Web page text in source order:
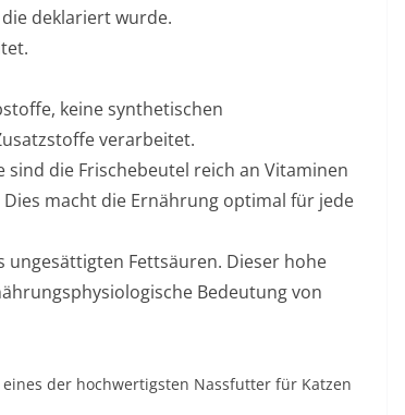
deklariert wurde.
keine synthetischen
verarbeitet.
die Frischebeutel reich an Vitaminen
macht die Ernährung optimal für jede
Fettsäuren. Dieser hohe
Bedeutung von
der hochwertigsten Nassfutter für Katzen